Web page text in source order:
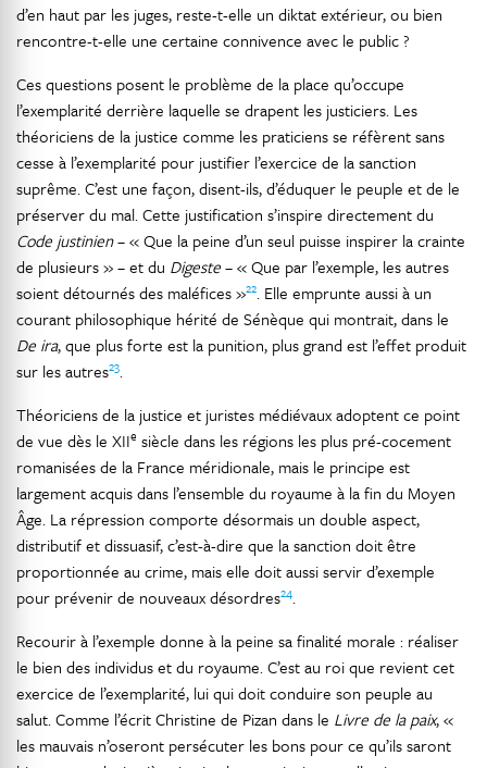
d’en haut par les juges, reste-t-elle un diktat extérieur, ou bien
rencontre-t-elle une certaine connivence avec le public ?
Ces questions posent le problème de la place qu’occupe
l’exemplarité derrière laquelle se drapent les justiciers. Les
théoriciens de la justice comme les praticiens se réfèrent sans
cesse à l’exemplarité pour justifier l’exercice de la sanction
suprême. C’est une façon, disent-ils, d’éduquer le peuple et de le
préserver du mal. Cette justification s’inspire directement du
Code justinien– « Que la peine d’un seul puisse inspirer la crainte
de plusieurs » – et du Digeste– « Que par l’exemple, les autres
soient détournés des maléfices »22. Elle emprunte aussi à un
courant philosophique hérité de Sénèque qui montrait, dans le
De ira, que plus forte est la punition, plus grand est l’effet produit
sur les autres23.
Théoriciens de la justice et juristes médiévaux adoptent ce point
de vue dès le XIIe siècle dans les régions les plus pré-cocement
romanisées de la France méridionale, mais le principe est
largement acquis dans l’ensemble du royaume à la fin du Moyen
Âge. La répression comporte désormais un double aspect,
distributif et dissuasif, c’est-à-dire que la sanction doit être
proportionnée au crime, mais elle doit aussi servir d’exemple
pour prévenir de nouveaux désordres24.
Recourir à l’exemple donne à la peine sa finalité morale : réaliser
le bien des individus et du royaume. C’est au roi que revient cet
exercice de l’exemplarité, lui qui doit conduire son peuple au
salut. Comme l’écrit Christine de Pizan dans le Livre de la paix, «
les mauvais n’oseront persécuter les bons pour ce qu’ils saront